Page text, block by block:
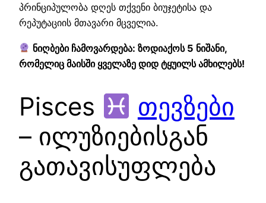
პრინციპულობა დღეს თქვენი ბიუჯეტისა და
რეპუტაციის მთავარი მცველია.
ნიღბები ჩამოვარდება: ზოდიაქოს 5 ნიშანი,
რომელიც მაისში ყველაზე დიდ ტყუილს ამხილებს!
Pisces
თევზები
– ილუზიებისგან
გათავისუფლება